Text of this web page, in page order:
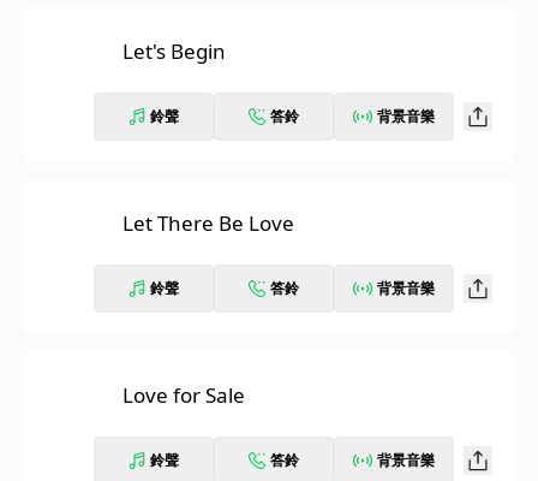
Let's Begin
鈴聲 答鈴 背景音樂
Let There Be Love
鈴聲 答鈴 背景音樂
Love for Sale
鈴聲 答鈴 背景音樂